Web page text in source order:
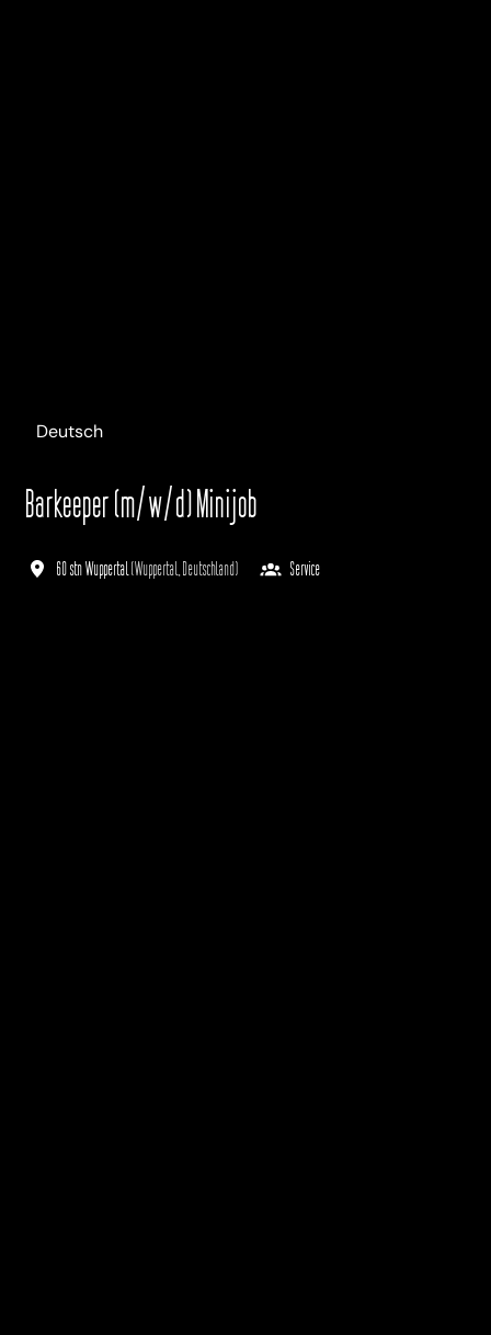
Deutsch
Barkeeper (m/w/d) Minijob
60 stn Wuppertal (Wuppertal Deutschland) Service